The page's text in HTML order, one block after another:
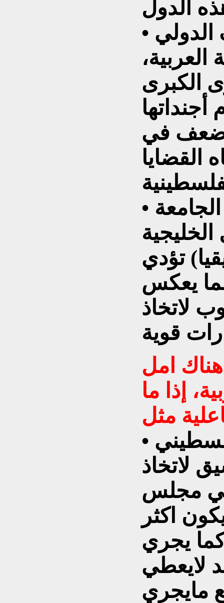
• عادة ما يكون للموقف الدولي
الكبرى
أجنداتها
ضعف في
القضايا
• وجود تكتلات داخل الجامعة
تؤدي
يعكس
لاتخاذ
امل
إذا ما
• دعم مطالب الشعب الفلسطيني
لاتخاذ
مجلس
اكثر
كما يجري
لايعطي
مايجري